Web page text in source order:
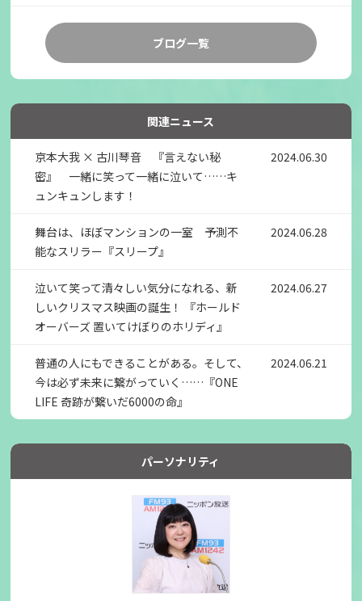
ブログ一覧
関連ニュース
京本大我 × 古川琴音 『言えない秘
密』 一緒に笑って一緒に泣いて……キ
ュンキュンします！
2024.06.30
舞台は、ほぼマンションの一室 予測不
能なスリラー『スリープ』
2024.06.28
泣いて笑って清々しい気分になれる、新
しいクリスマス映画の誕生！ 『ホールド
オーバーズ 置いてけぼりのホリディ』
2024.06.27
普通の人にもできることがある。そして、
今は必ず未来に繋がっていく……『ONE
LIFE 奇跡が繋いだ6000の命』
2024.06.21
パーソナリティ